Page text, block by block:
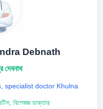
Debnath
দেবনাথ
specialist doctor Khulna
বিশেষজ্ঞ ডাক্তার